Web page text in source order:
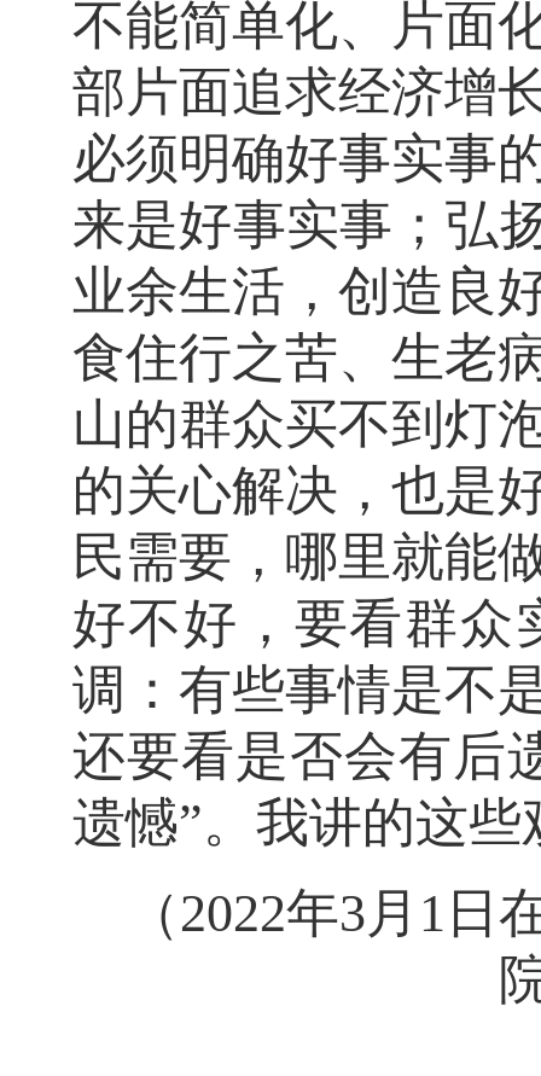
不能简单化、片面
部片面追求经济增
必须明确好事实事
来是好事实事；弘
业余生活，创造良
食住行之苦、生老
山的群众买不到灯
的关心解决，也是
民需要，哪里就能
好不好，要看群众
调：有些事情是不
还要看是否会有后
遗憾”。我讲的这
（2022年3月1